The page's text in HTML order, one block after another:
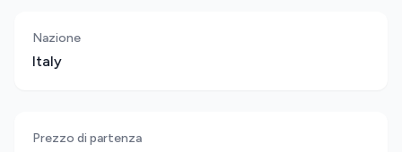
Nazione
Italy
Prezzo di partenza